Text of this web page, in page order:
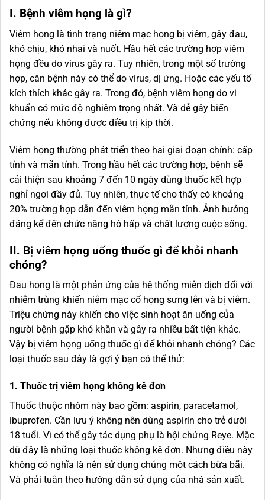
I. Bệnh viêm họng là gì?
Viêm họng là tình trạng niêm mạc họng bị viêm, gây đau,
khó chịu, khó nhai và nuốt. Hầu hết các trường hợp viêm
họng đều do virus gây ra. Tuy nhiên, trong một số trường
hợp, căn bệnh này có thể do virus, dị ứng. Hoặc các yếu tố
kích thích khác gây ra. Trong đó, bệnh viêm họng do vi
khuẩn có mức độ nghiêm trọng nhất. Và dễ gây biến
chứng nếu không được điều trị kịp thời.
Viêm họng thường phát triển theo hai giai đoạn chính: cấp
tính và mãn tính. Trong hầu hết các trường hợp, bệnh sẽ
cải thiện sau khoảng 7 đến 10 ngày dùng thuốc kết hợp
nghỉ ngơi đầy đủ. Tuy nhiên, thực tế cho thấy có khoảng
20% ​​trường hợp dẫn đến viêm họng mãn tính. Ảnh hưởng
đáng kể đến chức năng hô hấp và chất lượng cuộc sống.
II. Bị viêm họng uống thuốc gì để khỏi nhanh
chóng?
Đau họng là một phản ứng của hệ thống miễn dịch đối với
nhiễm trùng khiến niêm mạc cổ họng sưng lên và bị viêm.
Triệu chứng này khiến cho việc sinh hoạt ăn uống của
người bệnh gặp khó khăn và gây ra nhiều bất tiện khác.
Vậy bị viêm họng uống thuốc gì để khỏi nhanh chóng? Các
loại thuốc sau đây là gợi ý bạn có thể thử:
1. Thuốc trị viêm họng không kê đơn
Thuốc thuộc nhóm này bao gồm: aspirin, paracetamol,
ibuprofen. Cần lưu ý không nên dùng aspirin cho trẻ dưới
18 tuổi. Vì có thể gây tác dụng phụ là hội chứng Reye. Mặc
dù đây là những loại thuốc không kê đơn. Nhưng điều này
không có nghĩa là nên sử dụng chúng một cách bừa bãi.
Và phải tuân theo hướng dẫn sử dụng của nhà sản xuất.